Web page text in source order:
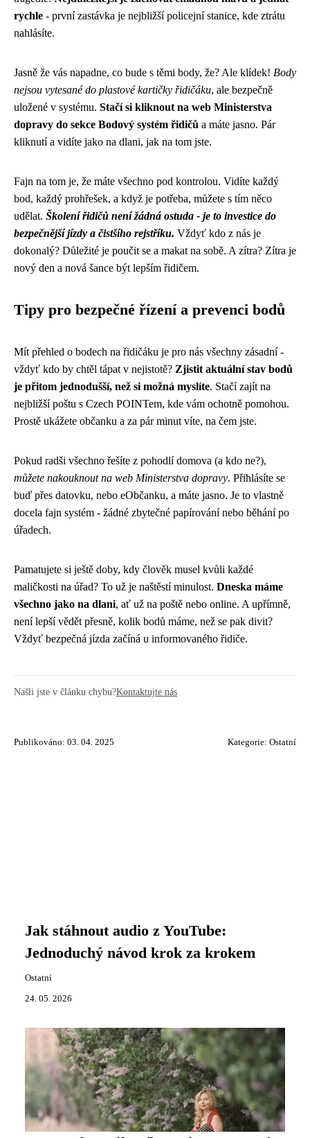
rychle - první zastávka je nejbližší policejní stanice, kde ztrátu
nahlásíte.
Jasně že vás napadne, co bude s těmi body, že? Ale klídek! Body
nejsou vytesané do plastové kartičky řidičáku, ale bezpečně
uložené v systému. Stačí si kliknout na web Ministerstva
dopravy do sekce Bodový systém řidičů a máte jasno. Pár
kliknutí a vidíte jako na dlani, jak na tom jste.
Fajn na tom je, že máte všechno pod kontrolou. Vidíte každý
bod, každý prohřešek, a když je potřeba, můžete s tím něco
udělat. Školení řidičů není žádná ostuda - je to investice do
bezpečnější jízdy a čistšího rejstříku. Vždyť kdo z nás je
dokonalý? Důležité je poučit se a makat na sobě. A zítra? Zítra je
nový den a nová šance být lepším řidičem.
Tipy pro bezpečné řízení a prevenci bodů
Mít přehled o bodech na řidičáku je pro nás všechny zásadní -
vždyť kdo by chtěl tápat v nejistotě? Zjistit aktuální stav bodů
je přitom jednodušší, než si možná myslíte. Stačí zajít na
nejbližší poštu s Czech POINTem, kde vám ochotně pomohou.
Prostě ukážete občanku a za pár minut víte, na čem jste.
Pokud radši všechno řešíte z pohodlí domova (a kdo ne?),
můžete nakouknout na web Ministerstva dopravy. Přihlásíte se
buď přes datovku, nebo eObčanku, a máte jasno. Je to vlastně
docela fajn systém - žádné zbytečné papírování nebo běhání po
úřadech.
Pamatujete si ještě doby, kdy člověk musel kvůli každé
maličkosti na úřad? To už je naštěstí minulost. Dneska máme
všechno jako na dlani, ať už na poště nebo online. A upřímně,
není lepší vědět přesně, kolik bodů máme, než se pak divit?
Vždyť bezpečná jízda začíná u informovaného řidiče.
Našli jste v článku chybu?Kontaktujte nás
Publikováno: 03. 04. 2025 Kategorie: Ostatní
Jak stáhnout audio z YouTube:
Jednoduchý návod krok za krokem
Ostatní
24. 05. 2026